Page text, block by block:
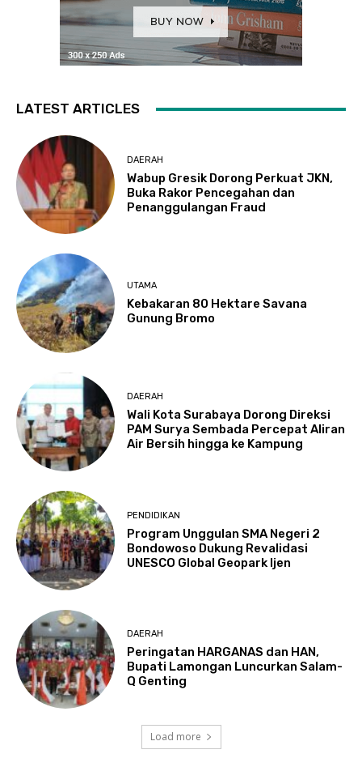
LATEST ARTICLES
DAERAH
Wabup Gresik Dorong Perkuat JKN,
Buka Rakor Pencegahan dan
Penanggulangan Fraud
UTAMA
Kebakaran 80 Hektare Savana
Gunung Bromo
DAERAH
Wali Kota Surabaya Dorong Direksi
PAM Surya Sembada Percepat Aliran
Air Bersih hingga ke Kampung
PENDIDIKAN
Program Unggulan SMA Negeri 2
Bondowoso Dukung Revalidasi
UNESCO Global Geopark Ijen
DAERAH
Peringatan HARGANAS dan HAN,
Bupati Lamongan Luncurkan Salam-
Q Genting
Load more